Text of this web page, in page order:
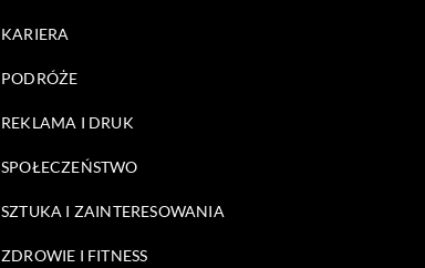
KARIERA
PODRÓŻE
REKLAMA I DRUK
SPOŁECZEŃSTWO
SZTUKA I ZAINTERESOWANIA
ZDROWIE I FITNESS